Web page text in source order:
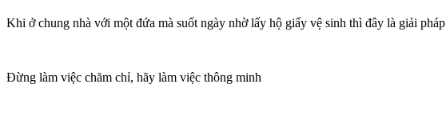
Khi ở chung nhà với một đứa mà suốt ngày nhờ lấy hộ giấy vệ sinh thì đây là giải pháp
Đừng làm việc chăm chỉ, hãy làm việc thông minh